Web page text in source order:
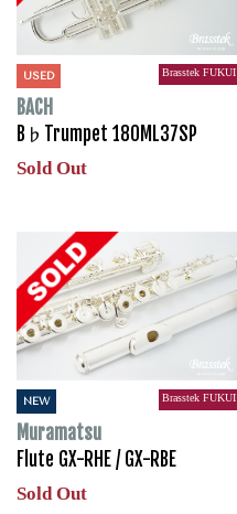
USED Brasstek FUKUI
BACH
B♭Trumpet 180ML37SP
Sold Out
NEW Brasstek FUKUI
Muramatsu
Flute GX-RHE / GX-RBE
Sold Out